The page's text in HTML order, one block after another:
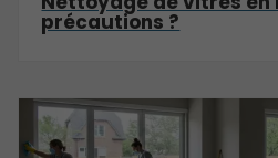
précautions ?